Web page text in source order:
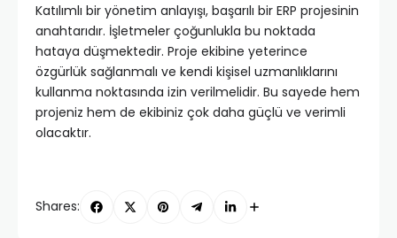
Katılımlı bir yönetim anlayışı, başarılı bir ERP projesinin
anahtarıdır. İşletmeler çoğunlukla bu noktada
hataya düşmektedir. Proje ekibine yeterince
özgürlük sağlanmalı ve kendi kişisel uzmanlıklarını
kullanma noktasında izin verilmelidir. Bu sayede hem
projeniz hem de ekibiniz çok daha güçlü ve verimli
olacaktır.
Shares: